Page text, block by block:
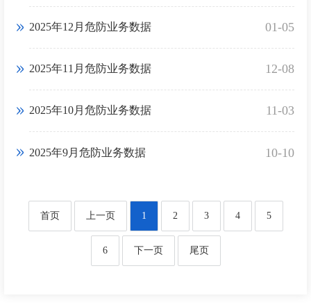
2025年12月危防业务数据 01-05
2025年11月危防业务数据 12-08
2025年10月危防业务数据 11-03
2025年9月危防业务数据 10-10
首页 上一页 1 2 3 4 5
6 下一页 尾页